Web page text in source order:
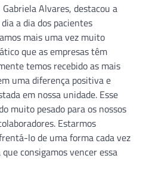
Alvares, destacou a
a dia dos pacientes
mais uma vez muito
que as empresas têm
temos recebido as mais
uma diferença positiva e
em nossa unidade. Esse
muito pesado para os nossos
Estarmos
lo de uma forma cada vez
consigamos vencer essa